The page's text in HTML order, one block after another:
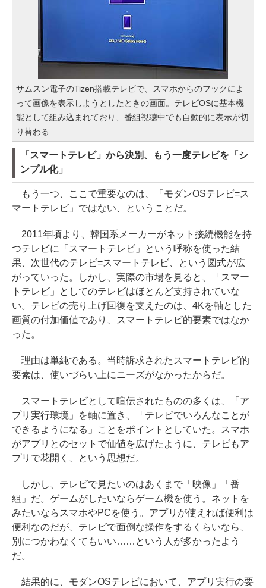
サムスン電子のTizen搭載テレビで、スマホからのフックによ
って画像を表示しようとしたときの画面。テレビOSに基本機
能として組み込まれており、番組視聴中でも自動的に表示が切
り替わる
「スマートテレビ」から決別、もう一度テレビを「シ
ンプル化」
もう一つ、ここで重要なのは、「モダンOSテレビ=ス
マートテレビ」ではない、ということだ。
2011年頃より、韓国系メーカーがネット接続機能を持
つテレビに「スマートテレビ」という呼称を使った結
果、次世代のテレビ=スマートテレビ、という図式が広
がっていった。しかし、実際の市場を見ると、「スマー
トテレビ」としてのテレビはほとんど支持されていな
い。テレビの売り上げ回復を支えたのは、4Kを軸とした
画質の付加価値であり、スマートテレビ的要素ではなか
った。
理由は単純である。当時訴求されたスマートテレビ的
要素は、使いづらい上にニーズがなかったからだ。
スマートテレビとして喧伝されたものの多くは、「ア
プリ実行環境」を軸に置き、「テレビでいろんなことが
できるようになる」ことをポイントとしていた。スマホ
がアプリとのセットで価値を広げたように、テレビもア
プリで花開く、という思想だ。
しかし、テレビで見たいのはあくまで「映像」「番
組」だ。ゲームがしたいならゲーム機を使う。ネットを
みたいならスマホやPCを使う。アプリが使えれば便利は
便利なのだが、テレビで面倒な操作をするくらいなら、
別につかわなくてもいい……という人が多かったよう
だ。
結果的に、モダンOSテレビにおいて、アプリ実行の要